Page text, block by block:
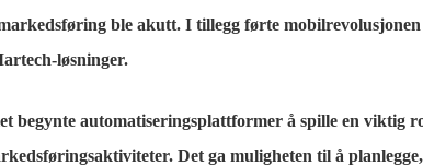
ble akutt. I tillegg førte
løsninger.
begynte automatiseringsplattformer å spille en
Det ga muligheten til å